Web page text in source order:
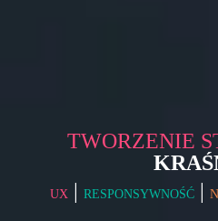
TWORZENIE
UX | RESPONSYWNOŚĆ |